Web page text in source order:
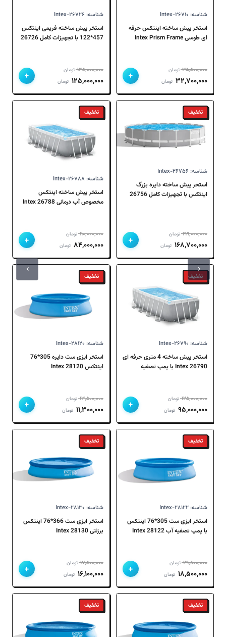
شناسه: Intex-۲۶۷۱۰
استخر پیش ساخته اینتکس حرفه
ای طوسی Intex Prism Frame
۳۵,۵۰۰,۰۰۰ تومان
قیمت
اصلی
۳۵,۵۰۰,۰۰۰ تومان
بود.
۳۲,۷۰۰,۰۰۰ تومانقیمت
فعلی
۳۲,۷۰۰,۰۰۰ تومان
+
شناسه: Intex-۲۶۷۲۶
استخر پیش ساخته فریمی اینتکس
457*122 با تجهیزات کامل 26726
۱۳۵,۰۰۰,۰۰۰ تومان
قیمت
اصلی
۱۳۵,۰۰۰,۰۰۰ تومان
بود.
۱۲۵,۰۰۰,۰۰۰ تومانقیمت
فعلی
۱۲۵,۰۰۰,۰۰۰ تومان
+
تخفیف
شناسه: Intex-۲۶۷۵۶
استخر پیش ساخته دایره بزرگ
اینتکس با تجهیزات کامل 26756
۱۹۹,۰۰۰,۰۰۰ تومان
قیمت
اصلی
۱۹۹,۰۰۰,۰۰۰ تومان
بود.
۱۶۸,۷۰۰,۰۰۰ تومانقیمت
فعلی
۱۶۸,۷۰۰,۰۰۰ تومان
+
تخفیف
شناسه: Intex-۲۶۷۸۸
استخر پیش ساخته اینتکس
مخصوص آب درمانی 26788 Intex
۱۱۰,۰۰۰,۰۰۰ تومان
قیمت
اصلی
۱۱۰,۰۰۰,۰۰۰ تومان
بود.
۸۴,۰۰۰,۰۰۰ تومانقیمت
فعلی
۸۴,۰۰۰,۰۰۰ تومان
+
تخفیف
شناسه: Intex-۲۶۷۹۰
استخر پیش ساخته 4 متری حرفه ای
26790 Intex با پمپ تصفیه
۱۲۵,۰۰۰,۰۰۰ تومان
قیمت
اصلی
۱۲۵,۰۰۰,۰۰۰ تومان
بود.
۹۵,۰۰۰,۰۰۰ تومانقیمت
فعلی
۹۵,۰۰۰,۰۰۰ تومان
+
تخفیف
شناسه: Intex-۲۸۱۲۰
استخر ایزی ست دایره 305*76
اینتکس 28120 Intex
۱۳,۵۰۰,۰۰۰ تومان
قیمت
اصلی
۱۳,۵۰۰,۰۰۰ تومان
بود.
۱۱,۳۰۰,۰۰۰ تومانقیمت
فعلی
۱۱,۳۰۰,۰۰۰ تومان
+
تخفیف
شناسه: Intex-۲۸۱۲۲
استخر ایزی ست 305*76 اینتکس
با پمپ تصفیه آب 28122 Intex
۲۹,۸۰۰,۰۰۰ تومان
قیمت
اصلی
۲۹,۸۰۰,۰۰۰ تومان
بود.
۱۸,۵۰۰,۰۰۰ تومانقیمت
فعلی
۱۸,۵۰۰,۰۰۰ تومان
+
تخفیف
شناسه: Intex-۲۸۱۳۰
استخر ایزی ست 366*76 اینتکس
برزنتی 28130 Intex
۱۷,۵۰۰,۰۰۰ تومان
قیمت
اصلی
۱۷,۵۰۰,۰۰۰ تومان
بود.
۱۶,۱۰۰,۰۰۰ تومانقیمت
فعلی
۱۶,۱۰۰,۰۰۰ تومان
+
تخفیف تخفیف